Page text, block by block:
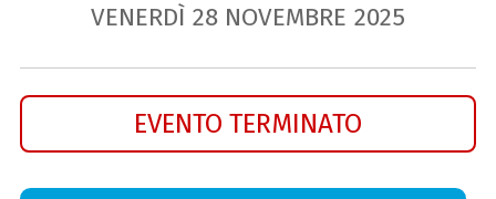
VENERDÌ 28 NOVEMBRE 2025
EVENTO TERMINATO